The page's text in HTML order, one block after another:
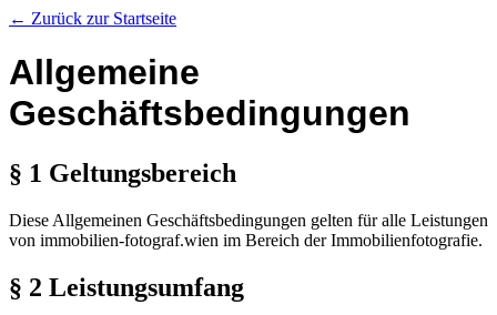
← Zurück zur Startseite
Allgemeine
Geschäftsbedingungen
§ 1 Geltungsbereich
Diese Allgemeinen Geschäftsbedingungen gelten für alle Leistungen
von immobilien-fotograf.wien im Bereich der Immobilienfotografie.
§ 2 Leistungsumfang